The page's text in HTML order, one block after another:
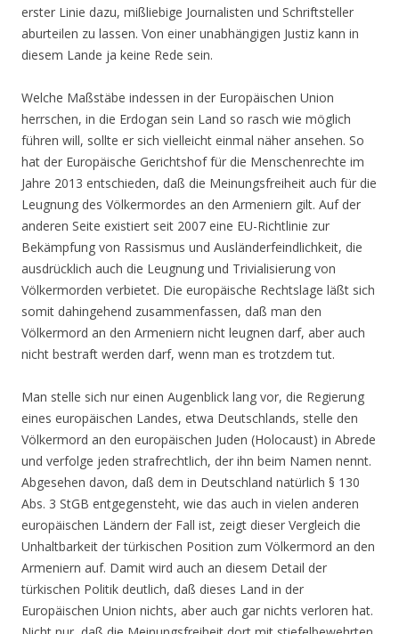
erster Linie dazu, mißliebige Journalisten und Schriftsteller
aburteilen zu lassen. Von einer unabhängigen Justiz kann in
diesem Lande ja keine Rede sein.
Welche Maßstäbe indessen in der Europäischen Union
herrschen, in die Erdogan sein Land so rasch wie möglich
führen will, sollte er sich vielleicht einmal näher ansehen. So
hat der Europäische Gerichtshof für die Menschenrechte im
Jahre 2013 entschieden, daß die Meinungsfreiheit auch für die
Leugnung des Völkermordes an den Armeniern gilt. Auf der
anderen Seite existiert seit 2007 eine EU-Richtlinie zur
Bekämpfung von Rassismus und Ausländerfeindlichkeit, die
ausdrücklich auch die Leugnung und Trivialisierung von
Völkermorden verbietet. Die europäische Rechtslage läßt sich
somit dahingehend zusammenfassen, daß man den
Völkermord an den Armeniern nicht leugnen darf, aber auch
nicht bestraft werden darf, wenn man es trotzdem tut.
Man stelle sich nur einen Augenblick lang vor, die Regierung
eines europäischen Landes, etwa Deutschlands, stelle den
Völkermord an den europäischen Juden (Holocaust) in Abrede
und verfolge jeden strafrechtlich, der ihn beim Namen nennt.
Abgesehen davon, daß dem in Deutschland natürlich § 130
Abs. 3 StGB entgegensteht, wie das auch in vielen anderen
europäischen Ländern der Fall ist, zeigt dieser Vergleich die
Unhaltbarkeit der türkischen Position zum Völkermord an den
Armeniern auf. Damit wird auch an diesem Detail der
türkischen Politik deutlich, daß dieses Land in der
Europäischen Union nichts, aber auch gar nichts verloren hat.